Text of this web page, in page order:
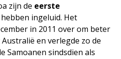
zijn de eerste
ingeluid. Het
in 2011 over om beter
en verlegde zo de
Samoanen sindsdien als